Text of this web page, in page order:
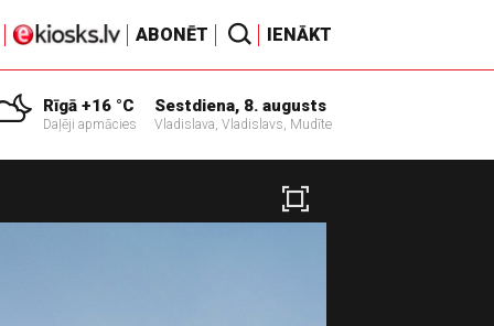
ABONĒT IENĀKT
Rīgā +16 °C
Daļēji apmācies
Sestdiena, 8. augusts
Vladislava, Vladislavs, Mudīte